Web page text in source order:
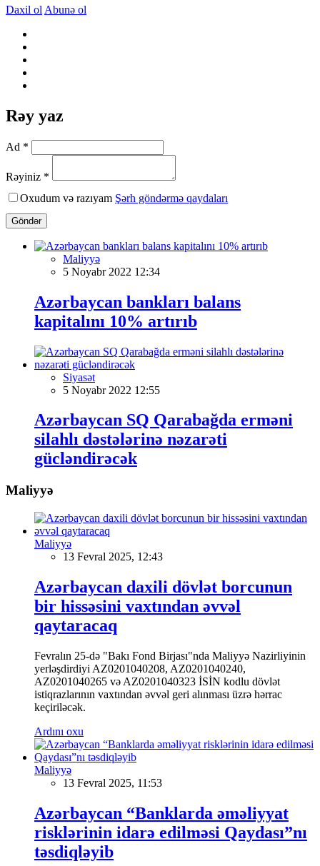
Daxil ol Abunə ol
Rəy yaz
Ad *
Rəyiniz *
Oxudum və razıyam Şərh göndərmə qaydaları
Göndər
Maliyyə
5 Noyabr 2022 12:34
Azərbaycan bankları balans
kapitalını 10% artırıb
Siyasət
5 Noyabr 2022 12:55
Azərbaycan SQ Qarabağda erməni
silahlı dəstələrinə nəzarəti
gücləndirəcək
Maliyyə
Maliyyə
13 Fevral 2025, 12:43
Azərbaycan daxili dövlət borcunun
bir hissəsini vaxtından əvvəl
qaytaracaq
Fevralın 25-də "Bakı Fond Birjası"nda Maliyyə Nazirliyinin
yerləşdirdiyi AZ0201040208, AZ0201040240,
AZ0201040265 və AZ0201040323 İSİN kodlu dövlət
istiqrazlarının vaxtından əvvəl geri alınması üzrə hərrac
keçiriləcək.
Ardını oxu
Maliyyə
13 Fevral 2025, 11:53
Azərbaycan “Banklarda əməliyyat
risklərinin idarə edilməsi Qaydası”nı
təsdiqləyib